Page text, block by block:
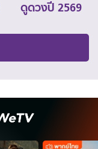
ดูดวงปี 2569